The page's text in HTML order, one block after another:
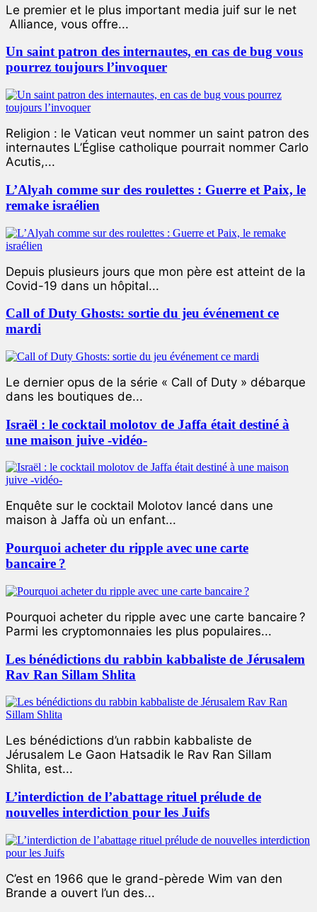
Le premier et le plus important media juif sur le net
Alliance, vous offre...
Un saint patron des internautes, en cas de bug vous
pourrez toujours l’invoquer
Religion : le Vatican veut nommer un saint patron des
internautes L’Église catholique pourrait nommer Carlo
Acutis,...
L’Alyah comme sur des roulettes : Guerre et Paix, le
remake israélien
Depuis plusieurs jours que mon père est atteint de la
Covid-19 dans un hôpital...
Call of Duty Ghosts: sortie du jeu événement ce
mardi
Le dernier opus de la série « Call of Duty » débarque
dans les boutiques de...
Israël : le cocktail molotov de Jaffa était destiné à
une maison juive -vidéo-
Enquête sur le cocktail Molotov lancé dans une
maison à Jaffa où un enfant...
Pourquoi acheter du ripple avec une carte
bancaire ?
Pourquoi acheter du ripple avec une carte bancaire ?
Parmi les cryptomonnaies les plus populaires...
Les bénédictions du rabbin kabbaliste de Jérusalem
Rav Ran Sillam Shlita
Les bénédictions d’un rabbin kabbaliste de
Jérusalem Le Gaon Hatsadik le Rav Ran Sillam
Shlita, est...
L’interdiction de l’abattage rituel prélude de
nouvelles interdiction pour les Juifs
C’est en 1966 que le grand-pèrede Wim van den
Brande a ouvert l’un des...